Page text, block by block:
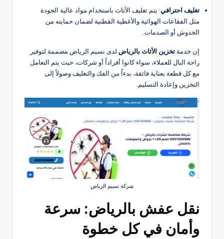
تغليف احترافي: يتم تغليف الأثاث باستخدام مواد عالية الجودة
مثل الفقاعات الهوائية والأغطية القطنية لضمان حمايته من
الخدوش أو الصدمات.
إن خدمة تخزين الأثاث بالرياض لدى نسيم الرياض مصممة لتوفير
راحة البال للعملاء، سواء كانوا أفراداً أو شركات، حيث يتم التعامل
مع كل قطعة بعناية فائقة، بدءاً من الفك والتغليف وصولاً إلى
التخزين وإعادة التسليم.
شركة نسيم الرياض
نقل عفش بالرياض: سرعة
وأمان في كل خطوة